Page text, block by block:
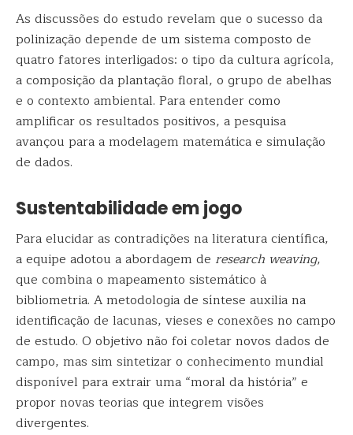
As discussões do estudo revelam que o sucesso da
polinização depende de um sistema composto de
quatro fatores interligados: o tipo da cultura agrícola,
a composição da plantação floral, o grupo de abelhas
e o contexto ambiental. Para entender como
amplificar os resultados positivos, a pesquisa
avançou para a modelagem matemática e simulação
de dados.
Sustentabilidade em jogo
Para elucidar as contradições na literatura científica,
a equipe adotou a abordagem de research weaving,
que combina o mapeamento sistemático à
bibliometria. A metodologia de síntese auxilia na
identificação de lacunas, vieses e conexões no campo
de estudo. O objetivo não foi coletar novos dados de
campo, mas sim sintetizar o conhecimento mundial
disponível para extrair uma “moral da história” e
propor novas teorias que integrem visões
divergentes.